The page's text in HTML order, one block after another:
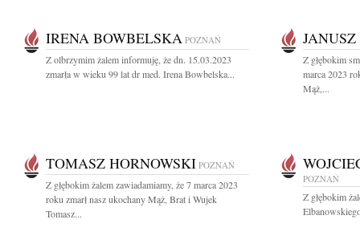
IRENA BOWBELSKA POZNAŃ
Z olbrzymim żalem informuję, że dn. 15.03.2023
zmarła w wieku 99 lat dr med. Irena Bowbelska...
Z głębokim
marca 2023
Mąż,...
TOMASZ HORNOWSKI POZNAŃ
Z głębokim żalem zawiadamiamy, że 7 marca 2023
roku zmarł nasz ukochany Mąż, Brat i Wujek
Tomasz...
POZNAŃ
Z głębokim